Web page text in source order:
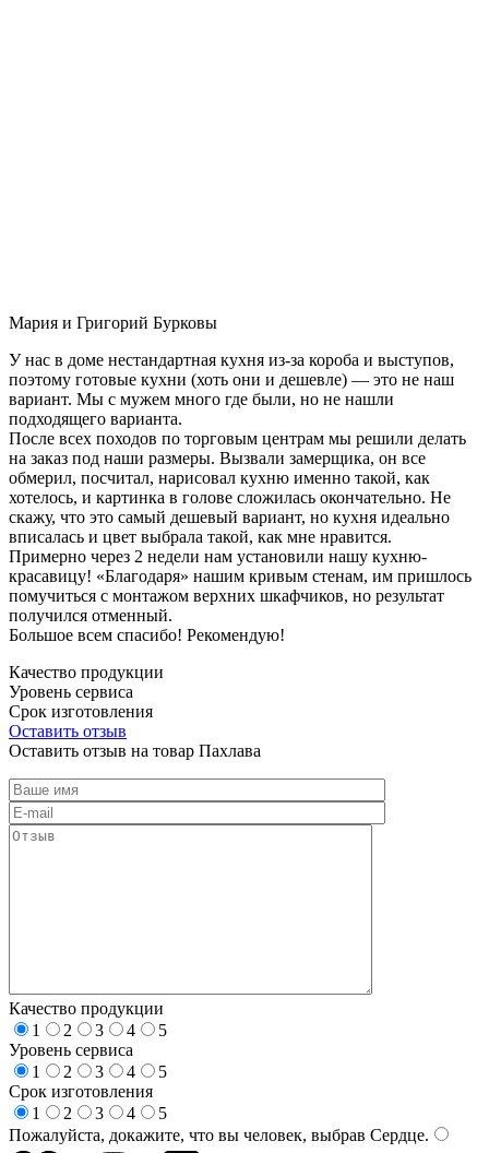
Мария и Григорий Бурковы
У нас в доме нестандартная кухня из-за короба и выступов,
поэтому готовые кухни (хоть они и дешевле) — это не наш
вариант. Мы с мужем много где были, но не нашли
подходящего варианта.
После всех походов по торговым центрам мы решили делать
на заказ под наши размеры. Вызвали замерщика, он все
обмерил, посчитал, нарисовал кухню именно такой, как
хотелось, и картинка в голове сложилась окончательно. Не
скажу, что это самый дешевый вариант, но кухня идеально
вписалась и цвет выбрала такой, как мне нравится.
Примерно через 2 недели нам установили нашу кухню-
красавицу! «Благодаря» нашим кривым стенам, им пришлось
помучиться с монтажом верхних шкафчиков, но результат
получился отменный.
Большое всем спасибо! Рекомендую!
Качество продукции
Уровень сервиса
Срок изготовления
Оставить отзыв
Оставить отзыв на товар Пахлава
Качество продукции
1
2 3 4
5
Уровень сервиса
1
2 3 4
5
Срок изготовления
1
2 3 4
5
Пожалуйста, докажите, что вы человек, выбрав Сердце.